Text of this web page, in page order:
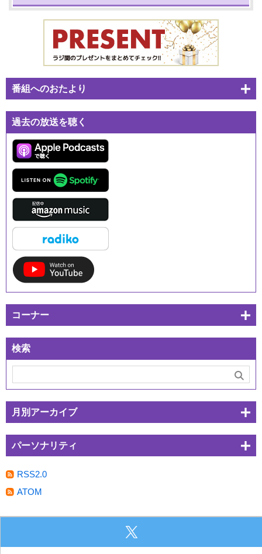
番組へのおたより
過去の放送を聴く
コーナー
検索
月別アーカイブ
パーソナリティ
RSS2.0
ATOM